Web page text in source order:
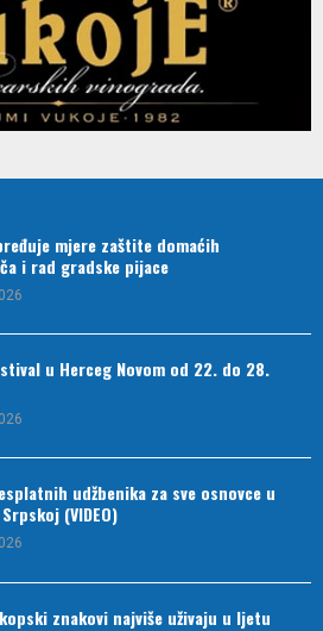
mjere zaštite domaćih
i rad gradske pijace
u Herceg Novom od 22. do 28.
udžbenika za sve osnovce u
(VIDEO)
znakovi najviše uživaju u ljetu